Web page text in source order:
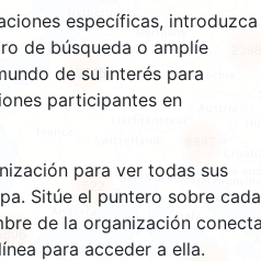
específicas, introduzca
de búsqueda o amplíe
de su interés para
participantes en
para ver todas sus
Sitúe el puntero sobre cada
de la organización
para acceder a ella.
18705